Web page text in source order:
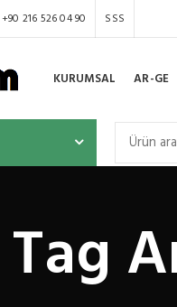
+90 216 526 04 90 SSS
KURUMSAL AR-GE
Tag